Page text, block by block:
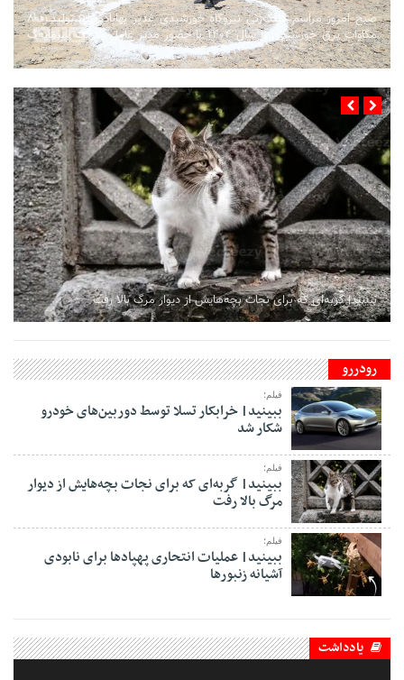
صبح امروز مراسم کلنگ‌زنی نیروگاه خورشیدی غدیر بهاباد برای تولید ۸۰۰
مگاوات برق خورشیدی تا سال ۱۴۰۴ با حضور مدیر عامل شرکت سرمایه‌گ
...
ببینید| گربه‌ای که برای نجات بچه‌هایش از دیوار مرگ بالا رفت
رودررو
فیلم؛
ببینید| خرابکار تسلا توسط دوربین‌های خودرو
شکار شد
فیلم؛
ببینید| گربه‌ای که برای نجات بچه‌هایش از دیوار
مرگ بالا رفت
فیلم؛
ببینید| عملیات انتحاری پهپادها برای نابودی
آشیانه زنبورها
یادداشت